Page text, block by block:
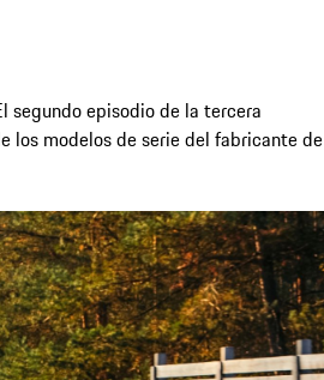
segundo episodio de la tercera
los modelos de serie del fabricante de